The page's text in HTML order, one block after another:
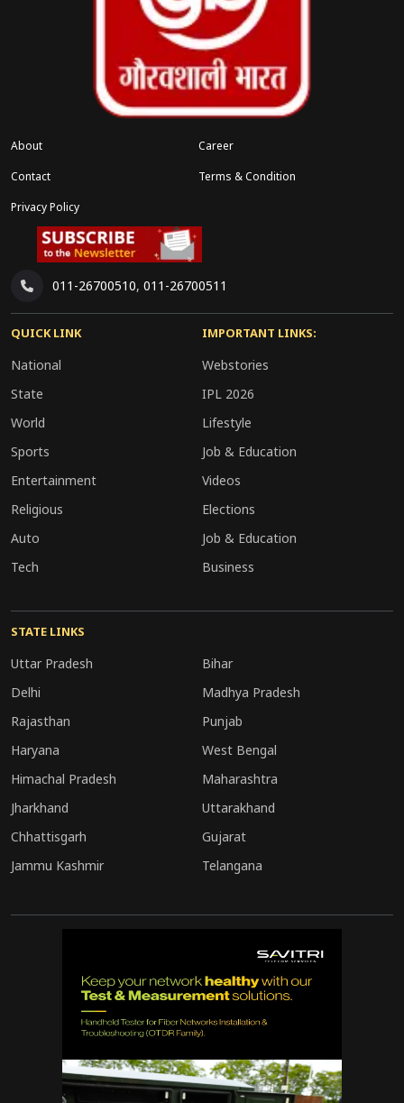
About
Career
Contact
Terms & Condition
Privacy Policy
011-26700510, 011-26700511
QUICK LINK
National
State
World
Sports
Entertainment
Religious
Auto
Tech
IMPORTANT LINKS:
Webstories
IPL 2026
Lifestyle
Job & Education
Videos
Elections
Job & Education
Business
STATE LINKS
Uttar Pradesh
Bihar
Delhi
Madhya Pradesh
Rajasthan
Punjab
Haryana
West Bengal
Himachal Pradesh
Maharashtra
Jharkhand
Uttarakhand
Chhattisgarh
Gujarat
Jammu Kashmir
Telangana